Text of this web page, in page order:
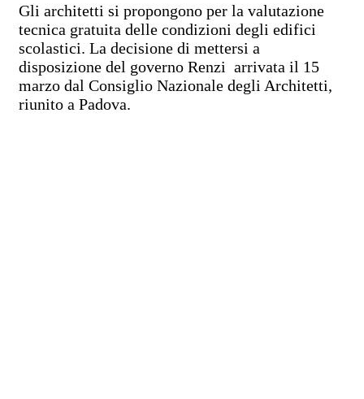
Gli architetti si propongono per la valutazione
tecnica gratuita delle condizioni degli edifici
scolastici. La decisione di mettersi a
disposizione del governo Renzi arrivata il 15
marzo dal Consiglio Nazionale degli Architetti,
riunito a Padova.